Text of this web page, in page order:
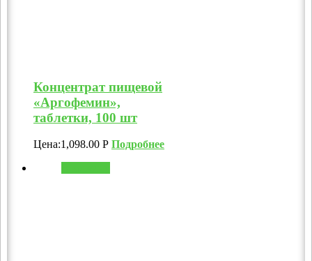
Концентрат пищевой
«Аргофемин»,
таблетки, 100 шт
Цена:1,098.00 Р Подробнее